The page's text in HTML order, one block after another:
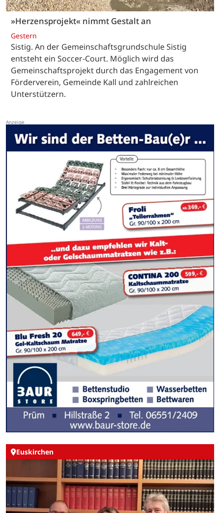
»Herzensprojekt« nimmt Gestalt an
Gestern
Sistig. An der Gemeinschaftsgrundschule Sistig
entsteht ein Soccer-Court. Möglich wird das
Gemeinschaftsprojekt durch das Engagement von
Förderverein, Gemeinde Kall und zahlreichen
Unterstützern.
Euskirchen